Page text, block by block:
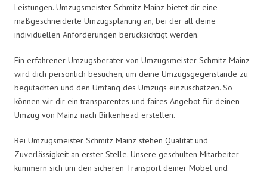
Leistungen. Umzugsmeister Schmitz Mainz bietet dir eine
maßgeschneiderte Umzugsplanung an, bei der all deine
individuellen Anforderungen berücksichtigt werden.
Ein erfahrener Umzugsberater von Umzugsmeister Schmitz Mainz
wird dich persönlich besuchen, um deine Umzugsgegenstände zu
begutachten und den Umfang des Umzugs einzuschätzen. So
können wir dir ein transparentes und faires Angebot für deinen
Umzug von Mainz nach Birkenhead erstellen.
Bei Umzugsmeister Schmitz Mainz stehen Qualität und
Zuverlässigkeit an erster Stelle. Unsere geschulten Mitarbeiter
kümmern sich um den sicheren Transport deiner Möbel und